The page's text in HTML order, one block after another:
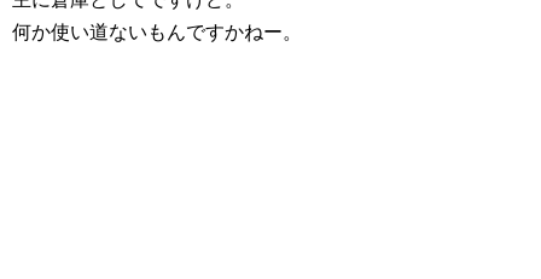
何か使い道ないもんですかねー。